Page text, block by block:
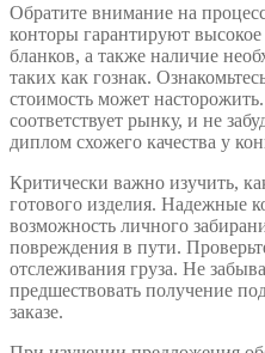
Обратите внимание на
конторы гарантируют высокое
бланков, а также наличие
таких как гознак.
стоимость может
соответствует рынку, и не
диплом схожего качества у
Критически важно изучить,
готового изделия. Надежные
возможность личного
повреждения в пути.
отслеживания груза. Не
предшествовать получение
заказе.